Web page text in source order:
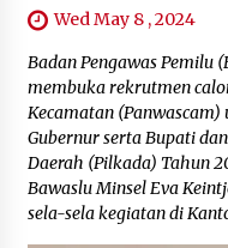
Wed May 8 , 2024
Badan Pengawas Pemilu
membuka rekrutmen
Kecamatan
Gubernur serta Bupati
Daerah (Pilkada) Tahun
Bawaslu Minsel Eva
sela-sela kegiatan di